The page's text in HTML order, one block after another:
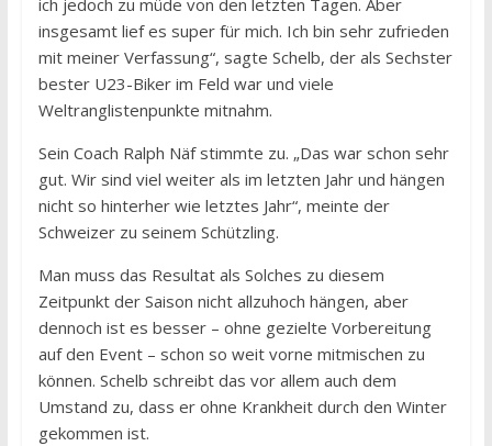
ich jedoch zu müde von den letzten Tagen. Aber
insgesamt lief es super für mich. Ich bin sehr zufrieden
mit meiner Verfassung“, sagte Schelb, der als Sechster
bester U23-Biker im Feld war und viele
Weltranglistenpunkte mitnahm.
Sein Coach Ralph Näf stimmte zu. „Das war schon sehr
gut. Wir sind viel weiter als im letzten Jahr und hängen
nicht so hinterher wie letztes Jahr“, meinte der
Schweizer zu seinem Schützling.
Man muss das Resultat als Solches zu diesem
Zeitpunkt der Saison nicht allzuhoch hängen, aber
dennoch ist es besser – ohne gezielte Vorbereitung
auf den Event – schon so weit vorne mitmischen zu
können. Schelb schreibt das vor allem auch dem
Umstand zu, dass er ohne Krankheit durch den Winter
gekommen ist.